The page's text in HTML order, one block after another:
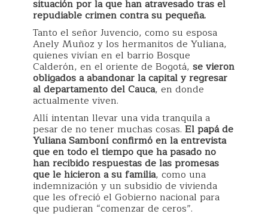
situación por la que han atravesado tras el
repudiable crimen contra su pequeña.
Tanto el señor Juvencio, como su esposa
Anely Muñoz y los hermanitos de Yuliana,
quienes vivían en el barrio Bosque
Calderón, en el oriente de Bogotá, se vieron
obligados a abandonar la capital y regresar
al departamento del Cauca, en donde
actualmente viven.
Allí intentan llevar una vida tranquila a
pesar de no tener muchas cosas. El papá de
Yuliana Samboní confirmó en la entrevista
que en todo el tiempo que ha pasado no
han recibido respuestas de las promesas
que le hicieron a su familia, como una
indemnización y un subsidio de vivienda
que les ofreció el Gobierno nacional para
que pudieran “comenzar de ceros”.